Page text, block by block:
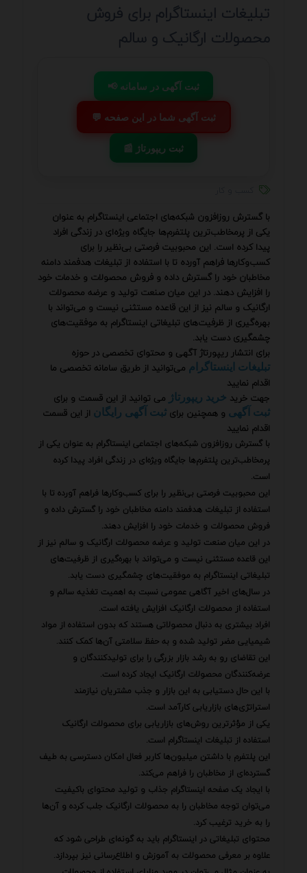
تبلیغات اینستاگرام برای فروش
محصولات ارگانیک و سالم
📢 ثبت آگهی در سامانه
💬 ثبت آگهی شما در این صفحه
📰 ثبت ریپورتاژ
با گسترش روزافزون شبکه‌های اجتماعی اینستاگرام به عنوان
یکی از پرمخاطب‌ترین پلتفرم‌ها جایگاه ویژه‌ای در زندگی افراد
پیدا کرده است. این محبوبیت فرصتی بی‌نظیر را برای
کسب‌وکارها فراهم آورده تا با استفاده از تبلیغات هدفمند دامنه
مخاطبان خود را گسترش داده و فروش محصولات و خدمات خود
را افزایش دهند. در این میان صنعت تولید و عرضه محصولات
ارگانیک و سالم نیز از این قاعده مستثنی نیست و می‌تواند با
بهره‌گیری از ظرفیت‌های تبلیغاتی اینستاگرام به موفقیت‌های
چشمگیری دست یابد.
برای انتشار ریپورتاژ آگهی و محتوای تخصصی در حوزه
تبلیغات اینستاگرام می‌توانید از طریق سامانه تخصصی ما
اقدام نمایید
جهت خرید خرید ریپورتاژ می توانید از این قسمت و برای
ثبت آگهی و همچنین برای ثبت آگهی رایگان از این قسمت
اقدام نمایید
با گسترش روزافزون شبکه‌های اجتماعی اینستاگرام به عنوان یکی از
پرمخاطب‌ترین پلتفرم‌ها جایگاه ویژه‌ای در زندگی افراد پیدا کرده
است.
این محبوبیت فرصتی بی‌نظیر را برای کسب‌وکارها فراهم آورده تا با
استفاده از تبلیغات هدفمند دامنه مخاطبان خود را گسترش داده و
فروش محصولات و خدمات خود را افزایش دهند.
در این میان صنعت تولید و عرضه محصولات ارگانیک و سالم نیز از
این قاعده مستثنی نیست و می‌تواند با بهره‌گیری از ظرفیت‌های
تبلیغاتی اینستاگرام به موفقیت‌های چشمگیری دست یابد.
در سال‌های اخیر آگاهی عمومی نسبت به اهمیت تغذیه سالم و
استفاده از محصولات ارگانیک افزایش یافته است.
افراد بیشتری به دنبال محصولاتی هستند که بدون استفاده از مواد
شیمیایی مضر تولید شده و به حفظ سلامتی آن‌ها کمک کنند.
این تقاضای رو به رشد بازار بزرگی را برای تولیدکنندگان و
عرضه‌کنندگان محصولات ارگانیک ایجاد کرده است.
با این حال دستیابی به این بازار و جذب مشتریان نیازمند
استراتژی‌های بازاریابی کارآمد است.
یکی از مؤثرترین روش‌های بازاریابی برای محصولات ارگانیک
استفاده از تبلیغات اینستاگرام است.
این پلتفرم با داشتن میلیون‌ها کاربر فعال امکان دسترسی به طیف
گسترده‌ای از مخاطبان را فراهم می‌کند.
با ایجاد یک صفحه اینستاگرام جذاب و تولید محتوای باکیفیت
می‌توان توجه مخاطبان را به محصولات ارگانیک جلب کرده و آن‌ها
را به خرید ترغیب کرد.
محتوای تبلیغاتی در اینستاگرام باید به گونه‌ای طراحی شود که
علاوه بر معرفی محصولات به آموزش و اطلاع‌رسانی نیز بپردازد.